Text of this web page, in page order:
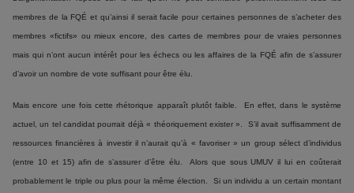
membres de la FQÉ et qu’ainsi il serait facile pour certaines personnes de s’acheter des
membres «fictifs» ou mieux encore, des cartes de membres pour de vraies personnes
mais qui n’ont aucun intérêt pour les échecs ou les affaires de la FQÉ afin de s’assurer
d’avoir un nombre de vote suffisant pour être élu.
Mais encore une fois cette rhétorique apparaît plutôt faible. En effet, dans le système
actuel, un tel candidat pourrait déjà « théoriquement exister ». S’il avait suffisamment de
ressources financières à investir il n’aurait qu’à « favoriser » un group sélect d’individus
(entre 10 et 15) afin de s’assurer d’être élu. Alors que sous UMUV il lui en coûterait
probablement le triple ou plus pour la même élection. Si un individu a un certain montant